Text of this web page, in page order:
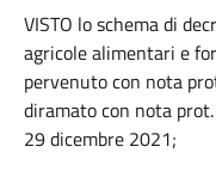
VISTO lo schema di
agricole alimentari e
pervenuto con nota
diramato con nota
29 dicembre 2021;